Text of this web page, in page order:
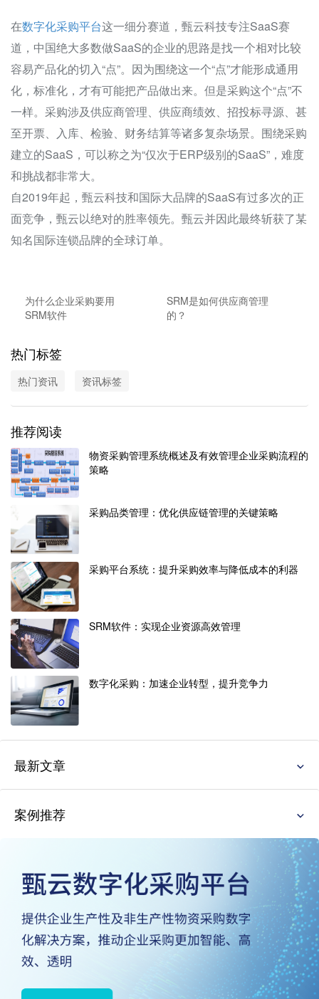
在数字化采购平台这一细分赛道，甄云科技专注SaaS赛
道，中国绝大多数做SaaS的企业的思路是找一个相对比较
容易产品化的切入“点”。因为围绕这一个“点”才能形成通用
化，标准化，才有可能把产品做出来。但是采购这个“点”不
一样。采购涉及供应商管理、供应商绩效、招投标寻源、甚
至开票、入库、检验、财务结算等诸多复杂场景。围绕采购
建立的SaaS，可以称之为“仅次于ERP级别的SaaS”，难度
和挑战都非常大。
自2019年起，甄云科技和国际大品牌的SaaS有过多次的正
面竞争，甄云以绝对的胜率领先。甄云并因此最终斩获了某
知名国际连锁品牌的全球订单。
为什么企业采购要用
SRM软件
SRM是如何供应商管理
的？
热门标签
热门资讯 资讯标签
推荐阅读
物资采购管理系统概述及有效管理企业采购流程的
策略
采购品类管理：优化供应链管理的关键策略
采购平台系统：提升采购效率与降低成本的利器
SRM软件：实现企业资源高效管理
数字化采购：加速企业转型，提升竞争力
最新文章
案例推荐